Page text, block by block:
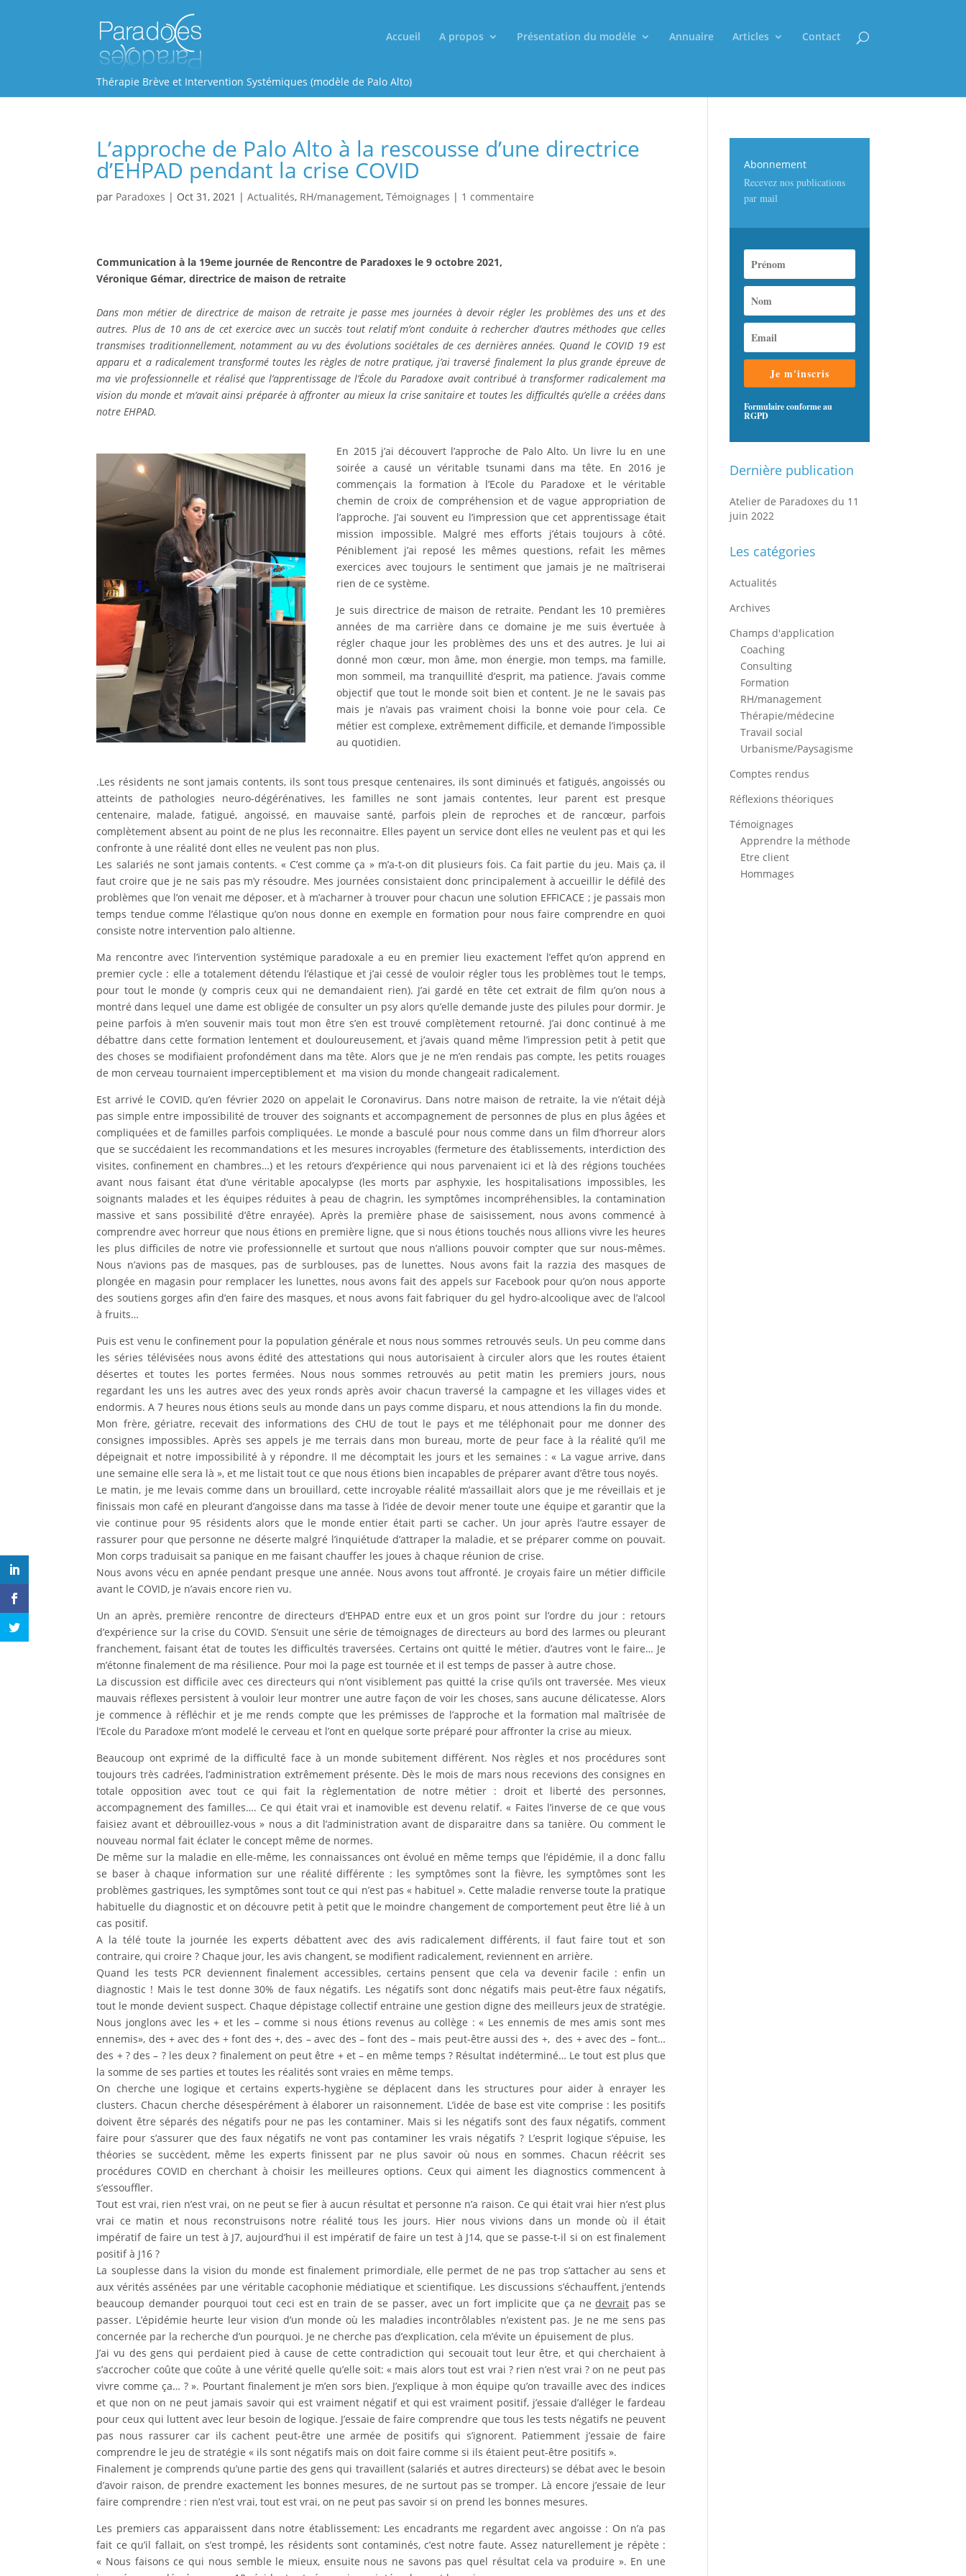
Accueil A propos Présentation du modèle Annuaire Articles Contact
Thérapie Brève et Intervention Systémiques (modèle de Palo Alto)
L’approche de Palo Alto à la rescousse d’une directrice
d’EHPAD pendant la crise COVID
par Paradoxes | Oct 31, 2021 |Actualités, RH/management,Témoignages | 1 commentaire
Communication à la 19eme journée de Rencontre de Paradoxes le 9 octobre 2021,
Véronique Gémar, directrice de maison de retraite
Dans mon métier de directrice de maison de retraite je passe mes journées à devoir régler les problèmes des uns et des
autres. Plus de 10 ans de cet exercice avec un succès tout relatif m’ont conduite à rechercher d’autres méthodes que celles
transmises traditionnellement, notamment au vu des évolutions sociétales de ces dernières années. Quand le COVID 19 est
apparu et a radicalement transformé toutes les règles de notre pratique, j’ai traversé finalement la plus grande épreuve de
ma vie professionnelle et réalisé que l’apprentissage de l’École du Paradoxe avait contribué à transformer radicalement ma
vision du monde et m’avait ainsi préparée à affronter au mieux la crise sanitaire et toutes les difficultés qu’elle a créées dans
notre EHPAD.
En 2015 j’ai découvert l’approche de Palo Alto. Un livre lu en une
soirée a causé un véritable tsunami dans ma tête. En 2016 je
commençais la formation à l’Ecole du Paradoxe et le véritable
chemin de croix de compréhension et de vague appropriation de
l’approche. J’ai souvent eu l’impression que cet apprentissage était
mission impossible. Malgré mes efforts j’étais toujours à côté.
Péniblement j’ai reposé les mêmes questions, refait les mêmes
exercices avec toujours le sentiment que jamais je ne maîtriserai
rien de ce système.
Je suis directrice de maison de retraite. Pendant les 10 premières
années de ma carrière dans ce domaine je me suis évertuée à
régler chaque jour les problèmes des uns et des autres. Je lui ai
donné mon cœur, mon âme, mon énergie, mon temps, ma famille,
mon sommeil, ma tranquillité d’esprit, ma patience. J’avais comme
objectif que tout le monde soit bien et content. Je ne le savais pas
mais je n’avais pas vraiment choisi la bonne voie pour cela. Ce
métier est complexe, extrêmement difficile, et demande l’impossible
au quotidien.
.Les résidents ne sont jamais contents, ils sont tous presque centenaires, ils sont diminués et fatigués, angoissés ou
atteints de pathologies neuro-dégérénatives, les familles ne sont jamais contentes, leur parent est presque
centenaire, malade, fatigué, angoissé, en mauvaise santé, parfois plein de reproches et de rancœur, parfois
complètement absent au point de ne plus les reconnaitre. Elles payent un service dont elles ne veulent pas et qui les
confronte à une réalité dont elles ne veulent pas non plus.
Les salariés ne sont jamais contents. « C’est comme ça » m’a-t-on dit plusieurs fois. Ca fait partie du jeu. Mais ça, il
faut croire que je ne sais pas m’y résoudre. Mes journées consistaient donc principalement à accueillir le défilé des
problèmes que l’on venait me déposer, et à m’acharner à trouver pour chacun une solution EFFICACE ; je passais mon
temps tendue comme l’élastique qu’on nous donne en exemple en formation pour nous faire comprendre en quoi
consiste notre intervention palo altienne.
Ma rencontre avec l’intervention systémique paradoxale a eu en premier lieu exactement l’effet qu’on apprend en
premier cycle : elle a totalement détendu l’élastique et j’ai cessé de vouloir régler tous les problèmes tout le temps,
pour tout le monde (y compris ceux qui ne demandaient rien). J’ai gardé en tête cet extrait de film qu’on nous a
montré dans lequel une dame est obligée de consulter un psy alors qu’elle demande juste des pilules pour dormir. Je
peine parfois à m’en souvenir mais tout mon être s’en est trouvé complètement retourné. J’ai donc continué à me
débattre dans cette formation lentement et douloureusement, et j’avais quand même l’impression petit à petit que
des choses se modifiaient profondément dans ma tête. Alors que je ne m’en rendais pas compte, les petits rouages
de mon cerveau tournaient imperceptiblement et ma vision du monde changeait radicalement.
Est arrivé le COVID, qu’en février 2020 on appelait le Coronavirus. Dans notre maison de retraite, la vie n’était déjà
pas simple entre impossibilité de trouver des soignants et accompagnement de personnes de plus en plus âgées et
compliquées et de familles parfois compliquées. Le monde a basculé pour nous comme dans un film d’horreur alors
que se succédaient les recommandations et les mesures incroyables (fermeture des établissements, interdiction des
visites, confinement en chambres…) et les retours d’expérience qui nous parvenaient ici et là des régions touchées
avant nous faisant état d’une véritable apocalypse (les morts par asphyxie, les hospitalisations impossibles, les
soignants malades et les équipes réduites à peau de chagrin, les symptômes incompréhensibles, la contamination
massive et sans possibilité d’être enrayée). Après la première phase de saisissement, nous avons commencé à
comprendre avec horreur que nous étions en première ligne, que si nous étions touchés nous allions vivre les heures
les plus difficiles de notre vie professionnelle et surtout que nous n’allions pouvoir compter que sur nous-mêmes.
Nous n’avions pas de masques, pas de surblouses, pas de lunettes. Nous avons fait la razzia des masques de
plongée en magasin pour remplacer les lunettes, nous avons fait des appels sur Facebook pour qu’on nous apporte
des soutiens gorges afin d’en faire des masques, et nous avons fait fabriquer du gel hydro-alcoolique avec de l’alcool
à fruits…
Puis est venu le confinement pour la population générale et nous nous sommes retrouvés seuls. Un peu comme dans
les séries télévisées nous avons édité des attestations qui nous autorisaient à circuler alors que les routes étaient
désertes et toutes les portes fermées. Nous nous sommes retrouvés au petit matin les premiers jours, nous
regardant les uns les autres avec des yeux ronds après avoir chacun traversé la campagne et les villages vides et
endormis. A 7 heures nous étions seuls au monde dans un pays comme disparu, et nous attendions la fin du monde.
Mon frère, gériatre, recevait des informations des CHU de tout le pays et me téléphonait pour me donner des
consignes impossibles. Après ses appels je me terrais dans mon bureau, morte de peur face à la réalité qu’il me
dépeignait et notre impossibilité à y répondre. Il me décomptait les jours et les semaines : « La vague arrive, dans
une semaine elle sera là », et me listait tout ce que nous étions bien incapables de préparer avant d’être tous noyés.
Le matin, je me levais comme dans un brouillard, cette incroyable réalité m’assaillait alors que je me réveillais et je
finissais mon café en pleurant d’angoisse dans ma tasse à l’idée de devoir mener toute une équipe et garantir que la
vie continue pour 95 résidents alors que le monde entier était parti se cacher. Un jour après l’autre essayer de
rassurer pour que personne ne déserte malgré l’inquiétude d’attraper la maladie, et se préparer comme on pouvait.
Mon corps traduisait sa panique en me faisant chauffer les joues à chaque réunion de crise.
Nous avons vécu en apnée pendant presque une année. Nous avons tout affronté. Je croyais faire un métier difficile
avant le COVID, je n’avais encore rien vu.
Un an après, première rencontre de directeurs d’EHPAD entre eux et un gros point sur l’ordre du jour : retours
d’expérience sur la crise du COVID. S’ensuit une série de témoignages de directeurs au bord des larmes ou pleurant
franchement, faisant état de toutes les difficultés traversées. Certains ont quitté le métier, d’autres vont le faire… Je
m’étonne finalement de ma résilience. Pour moi la page est tournée et il est temps de passer à autre chose.
La discussion est difficile avec ces directeurs qui n’ont visiblement pas quitté la crise qu’ils ont traversée. Mes vieux
mauvais réflexes persistent à vouloir leur montrer une autre façon de voir les choses, sans aucune délicatesse. Alors
je commence à réfléchir et je me rends compte que les prémisses de l’approche et la formation mal maîtrisée de
l’Ecole du Paradoxe m’ont modelé le cerveau et l’ont en quelque sorte préparé pour affronter la crise au mieux.
Beaucoup ont exprimé de la difficulté face à un monde subitement différent. Nos règles et nos procédures sont
toujours très cadrées, l’administration extrêmement présente. Dès le mois de mars nous recevions des consignes en
totale opposition avec tout ce qui fait la règlementation de notre métier : droit et liberté des personnes,
accompagnement des familles…. Ce qui était vrai et inamovible est devenu relatif. « Faites l’inverse de ce que vous
faisiez avant et débrouillez-vous » nous a dit l’administration avant de disparaitre dans sa tanière. Ou comment le
nouveau normal fait éclater le concept même de normes.
De même sur la maladie en elle-même, les connaissances ont évolué en même temps que l’épidémie, il a donc fallu
se baser à chaque information sur une réalité différente : les symptômes sont la fièvre, les symptômes sont les
problèmes gastriques, les symptômes sont tout ce qui n’est pas « habituel ». Cette maladie renverse toute la pratique
habituelle du diagnostic et on découvre petit à petit que le moindre changement de comportement peut être lié à un
cas positif.
A la télé toute la journée les experts débattent avec des avis radicalement différents, il faut faire tout et son
contraire, qui croire ? Chaque jour, les avis changent, se modifient radicalement, reviennent en arrière.
Quand les tests PCR deviennent finalement accessibles, certains pensent que cela va devenir facile : enfin un
diagnostic ! Mais le test donne 30% de faux négatifs. Les négatifs sont donc négatifs mais peut-être faux négatifs,
tout le monde devient suspect. Chaque dépistage collectif entraine une gestion digne des meilleurs jeux de stratégie.
Nous jonglons avec les + et les – comme si nous étions revenus au collège : « Les ennemis de mes amis sont mes
ennemis», des + avec des + font des +, des – avec des – font des – mais peut-être aussi des +, des + avec des – font…
des + ? des – ? les deux ? finalement on peut être + et – en même temps ? Résultat indéterminé… Le tout est plus que
la somme de ses parties et toutes les réalités sont vraies en même temps.
On cherche une logique et certains experts-hygiène se déplacent dans les structures pour aider à enrayer les
clusters. Chacun cherche désespérément à élaborer un raisonnement. L’idée de base est vite comprise : les positifs
doivent être séparés des négatifs pour ne pas les contaminer. Mais si les négatifs sont des faux négatifs, comment
faire pour s’assurer que des faux négatifs ne vont pas contaminer les vrais négatifs ? L’esprit logique s’épuise, les
théories se succèdent, même les experts finissent par ne plus savoir où nous en sommes. Chacun réécrit ses
procédures COVID en cherchant à choisir les meilleures options. Ceux qui aiment les diagnostics commencent à
s’essouffler.
Tout est vrai, rien n’est vrai, on ne peut se fier à aucun résultat et personne n’a raison. Ce qui était vrai hier n’est plus
vrai ce matin et nous reconstruisons notre réalité tous les jours. Hier nous vivions dans un monde où il était
impératif de faire un test à J7, aujourd’hui il est impératif de faire un test à J14, que se passe-t-il si on est finalement
positif à J16 ?
La souplesse dans la vision du monde est finalement primordiale, elle permet de ne pas trop s’attacher au sens et
aux vérités assénées par une véritable cacophonie médiatique et scientifique. Les discussions s’échauffent, j’entends
beaucoup demander pourquoi tout ceci est en train de se passer, avec un fort implicite que ça nedevrait pas se
passer. L’épidémie heurte leur vision d’un monde où les maladies incontrôlables n’existent pas. Je ne me sens pas
concernée par la recherche d’un pourquoi. Je ne cherche pas d’explication, cela m’évite un épuisement de plus.
J’ai vu des gens qui perdaient pied à cause de cette contradiction qui secouait tout leur être, et qui cherchaient à
s’accrocher coûte que coûte à une vérité quelle qu’elle soit: « mais alors tout est vrai ? rien n’est vrai ? on ne peut pas
vivre comme ça… ? ». Pourtant finalement je m’en sors bien. J’explique à mon équipe qu’on travaille avec des indices
et que non on ne peut jamais savoir qui est vraiment négatif et qui est vraiment positif, j’essaie d’alléger le fardeau
pour ceux qui luttent avec leur besoin de logique. J’essaie de faire comprendre que tous les tests négatifs ne peuvent
pas nous rassurer car ils cachent peut-être une armée de positifs qui s’ignorent. Patiemment j’essaie de faire
comprendre le jeu de stratégie « ils sont négatifs mais on doit faire comme si ils étaient peut-être positifs ».
Finalement je comprends qu’une partie des gens qui travaillent (salariés et autres directeurs) se débat avec le besoin
d’avoir raison, de prendre exactement les bonnes mesures, de ne surtout pas se tromper. Là encore j’essaie de leur
faire comprendre : rien n’est vrai, tout est vrai, on ne peut pas savoir si on prend les bonnes mesures.
Les premiers cas apparaissent dans notre établissement: Les encadrants me regardent avec angoisse : On n’a pas
fait ce qu’il fallait, on s’est trompé, les résidents sont contaminés, c’est notre faute. Assez naturellement je répète :
« Nous faisons ce qui nous semble le mieux, ensuite nous ne savons pas quel résultat cela va produire ». En une
Abonnement
Recevez nos publications
par mail
Je m'inscris
Formulaire conforme au
RGPD
Dernière publication
Atelier de Paradoxes du 11
juin 2022
Les catégories
Actualités
Archives
Champs d'application
Coaching
Consulting
Formation
RH/management
Thérapie/médecine
Travail social
Urbanisme/Paysagisme
Comptes rendus
Réflexions théoriques
Témoignages
Apprendre la méthode
Etre client
Hommages